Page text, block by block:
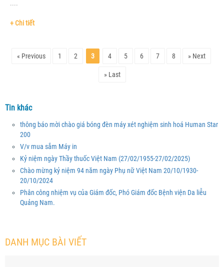
....
+ Chi tiết
« Previous 1 2 3 4 5 6 7 8 » Next
» Last
Tin khác
thông báo mời chào giá bóng đèn máy xét nghiệm sinh hoá Human Star
200
V/v mua sắm Máy in
Kỷ niệm ngày Thầy thuốc Việt Nam (27/02/1955-27/02/2025)
Chào mừng kỷ niệm 94 năm ngày Phụ nữ Việt Nam 20/10/1930-
20/10/2024
Phân công nhiệm vụ của Giám đốc, Phó Giám đốc Bệnh viện Da liễu
Quảng Nam.
DANH MỤC BÀI VIẾT